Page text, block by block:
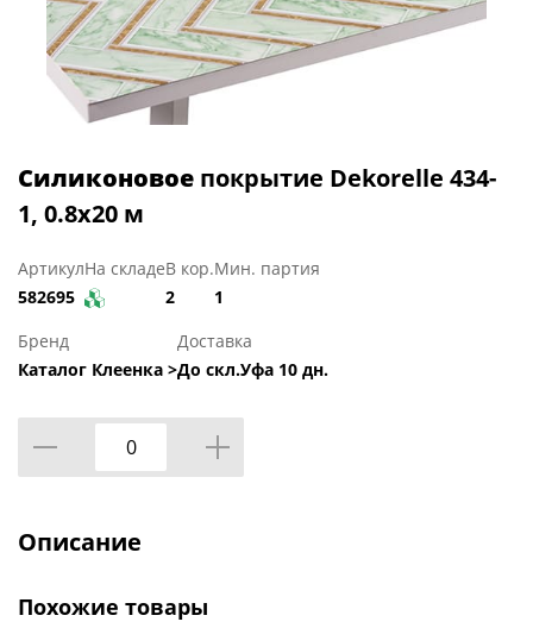
Силиконовое покрытие Dekorelle 434-
1, 0.8x20 м
Артикул
582695
На складеВ кор.
2
Мин. партия
1
Бренд
Каталог Клеенка >
Доставка
До скл.Уфа 10 дн.
Описание
Похожие товары